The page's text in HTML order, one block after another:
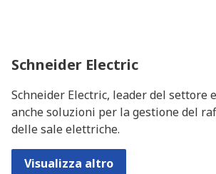
Schneider Electric
Schneider Electric, leader del settore
anche soluzioni per la gestione del
delle sale elettriche.
Visualizza altro